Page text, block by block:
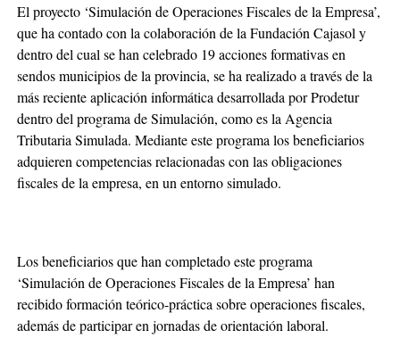
El proyecto ‘Simulación de Operaciones Fiscales de la Empresa’,
que ha contado con la colaboración de la Fundación Cajasol y
dentro del cual se han celebrado 19 acciones formativas en
sendos municipios de la provincia, se ha realizado a través de la
más reciente aplicación informática desarrollada por Prodetur
dentro del programa de Simulación, como es la Agencia
Tributaria Simulada. Mediante este programa los beneficiarios
adquieren competencias relacionadas con las obligaciones
fiscales de la empresa, en un entorno simulado.
Los beneficiarios que han completado este programa
‘Simulación de Operaciones Fiscales de la Empresa’ han
recibido formación teórico-práctica sobre operaciones fiscales,
además de participar en jornadas de orientación laboral.